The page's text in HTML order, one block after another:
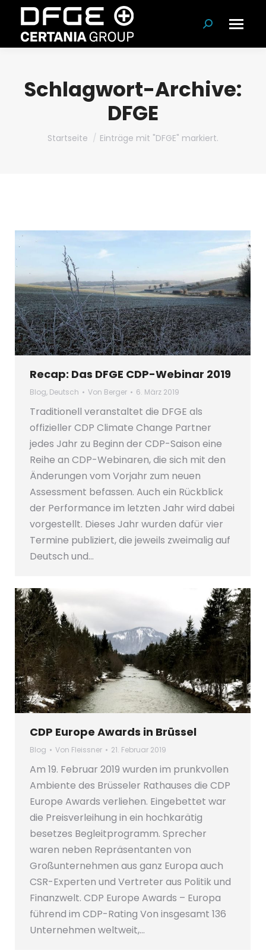
Suchen:
Schlagwort-Archive:
DFGE
Du bist hier:
Startseite Einträge mit "DFGE" markiert.
Recap: Das DFGE CDP-Webinar 2019
Blog, Deutsch Von Berger 6. März 2019
Traditionell veranstaltet die DFGE als
offizieller CDP Climate Change Partner
jedes Jahr zu Beginn der CDP-Saison eine
Reihe an CDP-Webinaren, die sich mit den
Änderungen vom Vorjahr zum neuen
Assessment befassen. Auch ein Rückblick
der Performance im letzten Jahr wird dabei
vorgestellt. Dieses Jahr wurden dafür vier
Termine publiziert, die jeweils zweimalig auf
Deutsch und…
CDP Europe Awards in Brüssel
Blog Von Fleissner 21. Februar 2019
Am 19. Februar 2019 wurden im prunkvollen
Ambiente des Brüsseler Rathauses die CDP
Europe Awards verliehen. Eingebettet war
die Preisverleihung in ein hochkarätig
besetzes Begleitprogramm. Sprecher
waren neben Repräsentanten von
Großunternehmen aus ganz Europa auch
CSR-Experten und Vertreter aus Politik und
Finanzwelt. CDP Europe Awards – Europa
führend im CDP-Rating Von insgesamt 136
Unternehmen weltweit,…